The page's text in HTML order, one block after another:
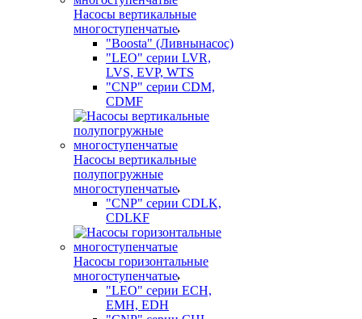
Насосы вертикальные
многоступенчатые
"Boosta" (Ливнынасос)
"LEO" серии LVR,
LVS, EVP, WTS
"CNP" серии CDM,
CDMF
Насосы вертикальные
полупогружные
многоступенчатые
"CNP" серии CDLK,
CDLKF
Насосы горизонтальные
многоступенчатые
"LEO" серии ECH,
EMH, EDH